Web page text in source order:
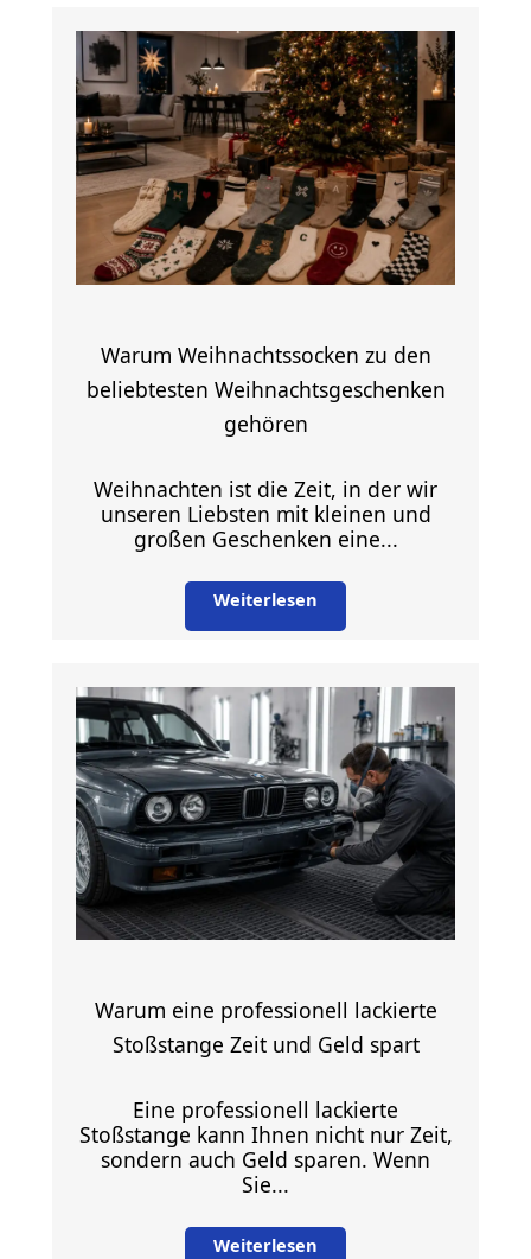
Warum Weihnachtssocken zu den
beliebtesten Weihnachtsgeschenken
gehören
Weihnachten ist die Zeit, in der wir
unseren Liebsten mit kleinen und
großen Geschenken eine...
Weiterlesen
Warum eine professionell lackierte
Stoßstange Zeit und Geld spart
Eine professionell lackierte
Stoßstange kann Ihnen nicht nur Zeit,
sondern auch Geld sparen. Wenn
Sie...
Weiterlesen